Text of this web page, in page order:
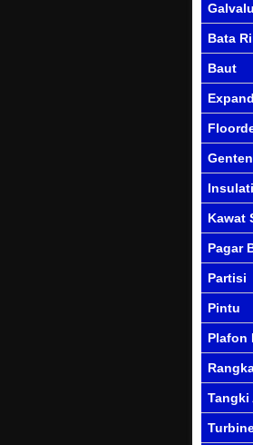
Bata
Baut
Kawat
Pagar
Partisi
Pintu
Plafon
Tangki